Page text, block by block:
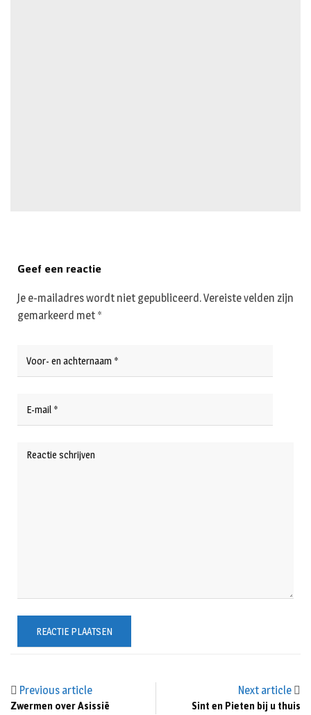
Previous article
Zwermen over Asissië
Next article
Sint en Pieten bij u thuis
Geef een reactie
Je e-mailadres wordt niet gepubliceerd.Vereiste velden zijn
gemarkeerd met *